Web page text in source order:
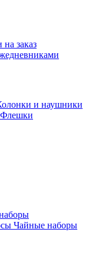
заказ
и наушники
Флешки
Чайные наборы